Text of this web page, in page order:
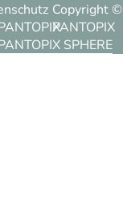
Copyright ©
PANTOPIX
SPHERE